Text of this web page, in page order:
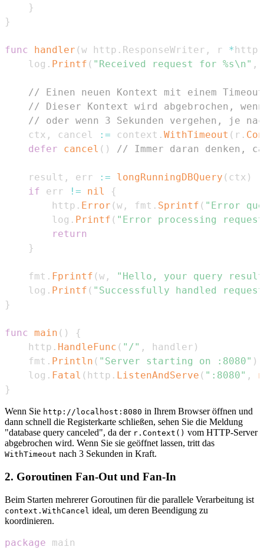
}
}
func handler (w http . ResponseWriter , r * http
	log
. Printf ( "Received request for %s\n" ,
// Einen neuen Kontext mit einem
// Dieser Kontext wird abgebrochen,
// oder wenn 3 Sekunden vergehen, je
	ctx
, cancel := context . WithTimeout ( r .
defer
cancel ( ) // Immer daran denken,
	result
, err := longRunningDBQuery ( ctx )
if err != nil
{
		http
. Error (w , fmt . Sprintf ( "Error
		log
. Printf ( "Error processing
return
}
	fmt
. Fprintf (w ,
"Hello, your query
	log
. Printf ( "Successfully handled
}
func main ( )
{
	http
. HandleFunc ( "/" , handler )
	fmt
. Println ( "Server starting on :8080" )
	log
. Fatal ( http . ListenAndServe ( ":8080" ,
}
Wenn Sie http://localhost:8080 in Ihrem Browser öffnen und
dann schnell die Registerkarte schließen, sehen Sie die Meldung
"database query canceled", da der r.Context() vom HTTP-Server
abgebrochen wird. Wenn Sie sie geöffnet lassen, tritt das
WithTimeout nach 3 Sekunden in Kraft.
2. Goroutinen Fan-Out und Fan-In
Beim Starten mehrerer Goroutinen für die parallele Verarbeitung ist
context.WithCancel ideal, um deren Beendigung zu
koordinieren.
package